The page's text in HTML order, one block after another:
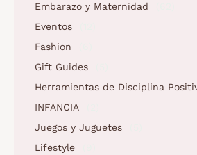
Embarazo y Maternidad
Eventos
Fashion
Gift Guides
Herramientas de Disciplina
INFANCIA
Juegos y Juguetes
Lifestyle